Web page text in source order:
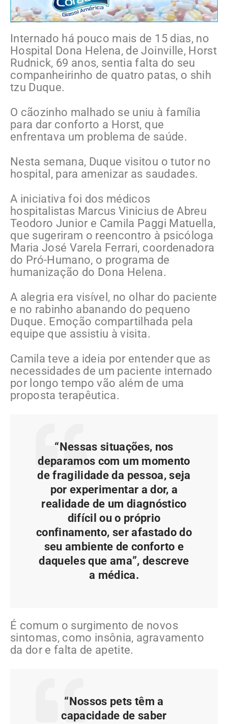
Internado há pouco mais de 15 dias, no
Hospital Dona Helena, de Joinville, Horst
Rudnick, 69 anos, sentia falta do seu
companheirinho de quatro patas, o shih
tzu Duque.
O cãozinho malhado se uniu à família
para dar conforto a Horst, que
enfrentava um problema de saúde.
Nesta semana, Duque visitou o tutor no
hospital, para amenizar as saudades.
A iniciativa foi dos médicos
hospitalistas Marcus Vinicius de Abreu
Teodoro Junior e Camila Paggi Matuella,
que sugeriram o reencontro à psicóloga
Maria José Varela Ferrari, coordenadora
do Pró-Humano, o programa de
humanização do Dona Helena.
A alegria era visível, no olhar do paciente
e no rabinho abanando do pequeno
Duque. Emoção compartilhada pela
equipe que assistiu à visita.
Camila teve a ideia por entender que as
necessidades de um paciente internado
por longo tempo vão além de uma
proposta terapêutica.
“Nessas situações, nos
deparamos com um momento
de fragilidade da pessoa, seja
por experimentar a dor, a
realidade de um diagnóstico
difícil ou o próprio
confinamento, ser afastado do
seu ambiente de conforto e
daqueles que ama”, descreve
a médica.
É comum o surgimento de novos
sintomas, como insônia, agravamento
da dor e falta de apetite.
“Nossos pets têm a
capacidade de saber